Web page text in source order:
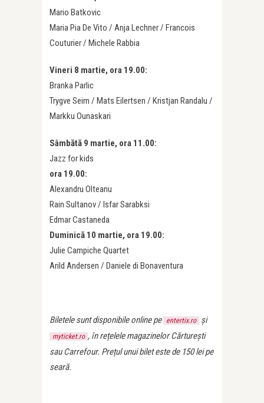
Mario Batkovic
Maria Pia De Vito / Anja Lechner / Francois
Couturier / Michele Rabbia
Vineri 8 martie, ora 19.00:
Branka Parlic
Trygve Seim / Mats Eilertsen / Kristjan Randalu /
Markku Ounaskari
Sâmbătă 9 martie, ora 11.00:
Jazz for kids
ora 19.00:
Alexandru Olteanu
Rain Sultanov / Isfar Sarabksi
Edmar Castaneda
Duminică 10 martie, ora 19.00:
Julie Campiche Quartet
Arild Andersen / Daniele di Bonaventura
Biletele sunt disponibile online pe entertix.ro și
myticket.ro , în rețelele magazinelor Cărturești
sau Carrefour. Prețul unui bilet este de 150 lei pe
seară.